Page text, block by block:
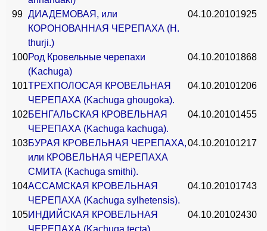
99 ДИАДЕМОВАЯ, или
КОРОНОВАННАЯ ЧЕРЕПАХА (Н.
thurji.)
04.10.20101925
100Род Кровельные черепахи
(Kachuga)
04.10.20101868
101ТРЕХПОЛОСАЯ КРОВЕЛЬНАЯ
ЧЕРЕПАХА (Kachuga ghougoka).
04.10.20101206
102БЕНГАЛЬСКАЯ КРОВЕЛЬНАЯ
ЧЕРЕПАХА (Kachuga kachuga).
04.10.20101455
103БУРАЯ КРОВЕЛЬНАЯ ЧЕРЕПАХА,
или КРОВЕЛЬНАЯ ЧЕРЕПАХА
СМИТА (Kachuga smithi).
04.10.20101217
104АССАМСКАЯ КРОВЕЛЬНАЯ
ЧЕРЕПАХА (Kachuga sylhetensis).
04.10.20101743
105ИНДИЙСКАЯ КРОВЕЛЬНАЯ
ЧЕРЕПАХА (Kachuga tecta).
04.10.20102430